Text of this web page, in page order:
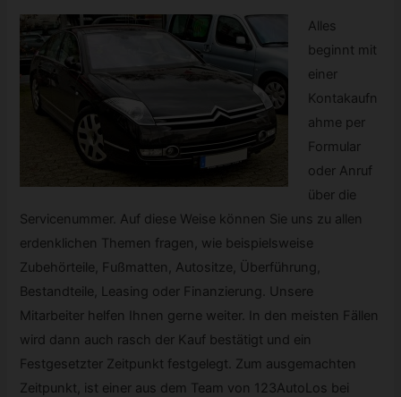
Alles
beginnt mit
einer
Kontakaufn
ahme per
Formular
oder Anruf
über die
Servicenummer. Auf diese Weise können Sie uns zu allen
erdenklichen Themen fragen, wie beispielsweise
Zubehörteile, Fußmatten, Autositze, Überführung,
Bestandteile, Leasing oder Finanzierung. Unsere
Mitarbeiter helfen Ihnen gerne weiter. In den meisten Fällen
wird dann auch rasch der Kauf bestätigt und ein
Festgesetzter Zeitpunkt festgelegt. Zum ausgemachten
Zeitpunkt, ist einer aus dem Team von 123AutoLos bei